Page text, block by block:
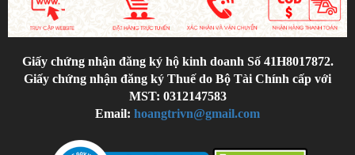
Giấy chứng nhận đăng ký hộ kinh doanh Số 41H8017872.
Giấy chứng nhận đăng ký Thuế do Bộ Tài Chính cấp với
MST: 0312147583
Email: hoangtrivn@gmail.com